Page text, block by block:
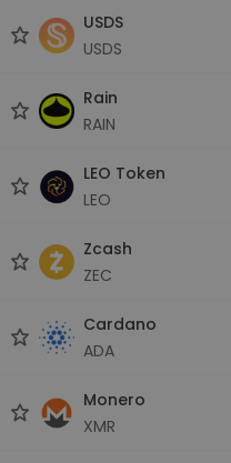
USDS
USDS
Rain
RAIN
LEO Token
LEO
Zcash
ZEC
Cardano
ADA
Monero
XMR